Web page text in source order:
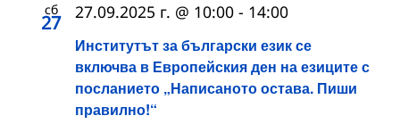
сб
27
Институтът за български език се
включва в Европейския ден на езиците с
посланието „Написаното остава. Пиши
правилно!“
27.09.2025 г. @ 10:00 - 14:00